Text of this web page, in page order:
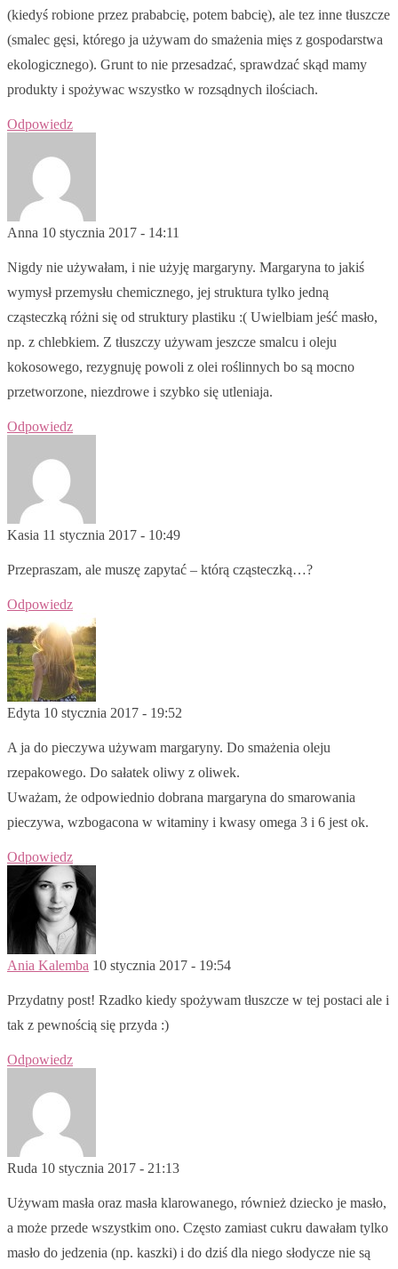
(kiedyś robione przez prababcię, potem babcię), ale tez inne tłuszcze
(smalec gęsi, którego ja używam do smażenia mięs z gospodarstwa
ekologicznego). Grunt to nie przesadzać, sprawdzać skąd mamy
produkty i spożywac wszystko w rozsądnych ilościach.
Odpowiedz
Anna 10 stycznia 2017 - 14:11
Nigdy nie używałam, i nie użyję margaryny. Margaryna to jakiś
wymysł przemysłu chemicznego, jej struktura tylko jedną
cząsteczką różni się od struktury plastiku :( Uwielbiam jeść masło,
np. z chlebkiem. Z tłuszczy używam jeszcze smalcu i oleju
kokosowego, rezygnuję powoli z olei roślinnych bo są mocno
przetworzone, niezdrowe i szybko się utleniaja.
Odpowiedz
Kasia 11 stycznia 2017 - 10:49
Przepraszam, ale muszę zapytać – którą cząsteczką…?
Odpowiedz
Edyta 10 stycznia 2017 - 19:52
A ja do pieczywa używam margaryny. Do smażenia oleju
rzepakowego. Do sałatek oliwy z oliwek.
Uważam, że odpowiednio dobrana margaryna do smarowania
pieczywa, wzbogacona w witaminy i kwasy omega 3 i 6 jest ok.
Odpowiedz
Ania Kalemba 10 stycznia 2017 - 19:54
Przydatny post! Rzadko kiedy spożywam tłuszcze w tej postaci ale i
tak z pewnością się przyda :)
Odpowiedz
Ruda 10 stycznia 2017 - 21:13
Używam masła oraz masła klarowanego, również dziecko je masło,
a może przede wszystkim ono. Często zamiast cukru dawałam tylko
masło do jedzenia (np. kaszki) i do dziś dla niego słodycze nie są